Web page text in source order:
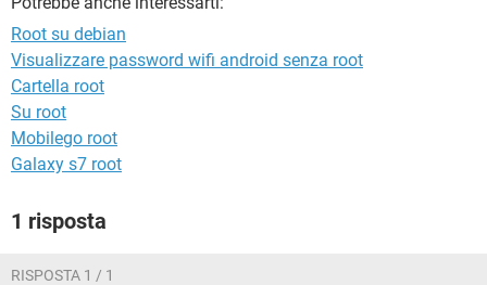
Root su debian
Visualizzare password wifi android senza root
Cartella root
Su root
Mobilego root
Galaxy s7 root
1 risposta
RISPOSTA 1 / 1